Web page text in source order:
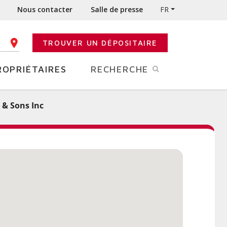
Nous contacter Salle de presse FR
CODE POSTALTROUVER UN DÉPOSITAIRE
RECHERCHE
Sons Inc